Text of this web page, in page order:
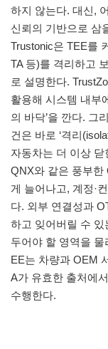
하지 않는다. 대신,
신뢰의 기반으로 삼
Trustonic은 TEE를
TA 등)를 격리하고
로 설명한다.
활용해 시스템 내부
의 바닥’을 깐다. 그
건은 바로 ‘격리
자동차는 더 이상
QNX와 같은 풍부한
게 늘어나고, 계정·
다. 외부 연결성과
하고 잊어버릴 수
두어야 할 영역을
EE는 차량과 OEM
A가 유효한 출처에
수행한다.